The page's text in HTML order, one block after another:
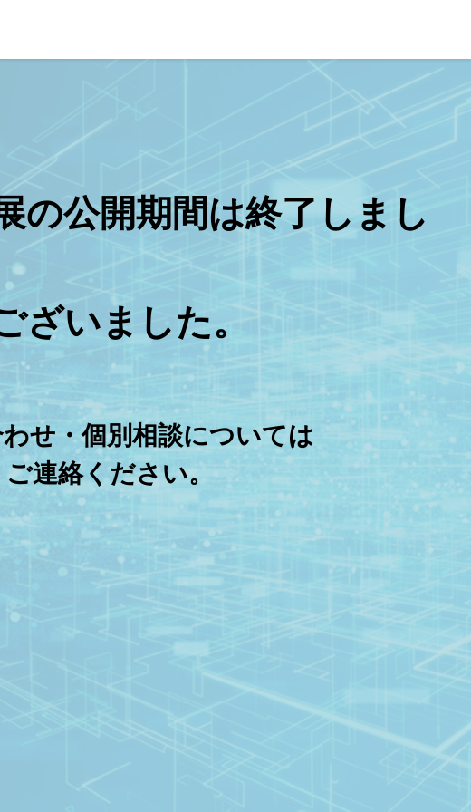
の公開期間は終了しまし
ざいました。
せ・個別相談については
連絡ください。